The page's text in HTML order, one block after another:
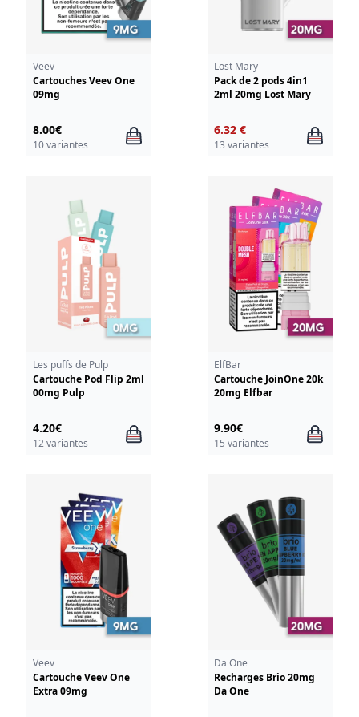
Veev
Cartouches Veev One
09mg
8.00€
10 variantes
Lost Mary
Pack de 2 pods 4in1
2ml 20mg Lost Mary
6.32 €
13 variantes
Les puffs de Pulp
Cartouche Pod Flip 2ml
00mg Pulp
4.20€
12 variantes
ElfBar
Cartouche JoinOne 20k
20mg Elfbar
9.90€
15 variantes
Veev
Cartouche Veev One
Extra 09mg
Da One
Recharges Brio 20mg
Da One